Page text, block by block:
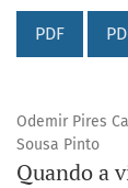
PDF
Odemir Pires
Sousa Pinto
Quando a